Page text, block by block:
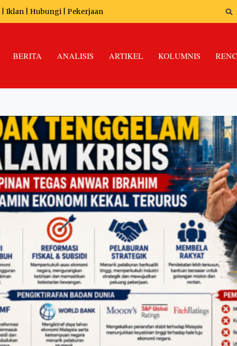
Iklan Hubungi Pekerjaan
BERITA ANALISIS ARTIKEL KOLUMNIS